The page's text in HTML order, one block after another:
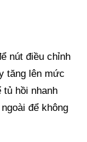
nút điều chỉnh
tăng lên mức
tủ hồi nhanh
để không